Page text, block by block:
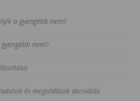
a gyengébb nem?
nem?
és megoldások deriválás